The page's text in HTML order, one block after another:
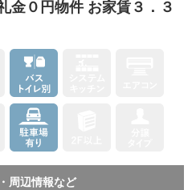
金０円物件 お家賃３．３
周辺情報など